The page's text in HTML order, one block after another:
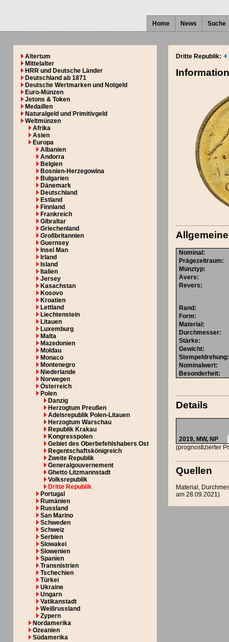
Home News Suche
Altertum
Mittelalter
HRR und Deutsche Länder
Deutschland ab 1871
Deutsche Wertmarken und Notgeld
Euro-Münzen
Jetons & Token
Medaillen
Naturalgeld und Primitivgeld
Weltmünzen
Afrika
Asien
Europa
Albanien
Andorra
Belgien
Bosnien-Herzegowina
Bulgarien
Dänemark
Deutschland
Estland
Finnland
Frankreich
Gibraltar
Griechenland
Großbritannien
Guernsey
Insel Man
Irland
Island
Italien
Jersey
Kasachstan
Kosovo
Kroatien
Lettland
Liechtenstein
Litauen
Luxemburg
Malta
Mazedonien
Moldau
Monaco
Montenegro
Niederlande
Norwegen
Österreich
Polen
Danzig
Herzogtum Preußen
Adelsrepublik Polen-Litauen
Herzogtum Warschau
Republik Krakau
Kongresspolen
Gebiet des Oberbefehlshabers Ost
Regentschaftskönigreich
Zweite Republik
Generalgouvernement
Ghetto Litzmannstadt
Volksrepublik
Dritte Republik
Portugal
Rumänien
Russland
San Marino
Schweden
Schweiz
Serbien
Slowakei
Slowenien
Spanien
Transnistrien
Tschechien
Türkei
Ukraine
Ungarn
Vatikanstadt
Weißrussland
Zypern
Nordamerika
Ozeanien
Südamerika
Dritte Republik:
Nominal :
Prägezeitraum:
Münztyp:
Avers:
Revers:
Rand :
Form:
Material :
Durchmesser:
Stärke:
Gewicht:
Stempeldrehung:
Nominalwert:
Besonderheit:
Details
2019, MW, NP
(prognostizierter
Quellen
Material,
am 28.09.2021)